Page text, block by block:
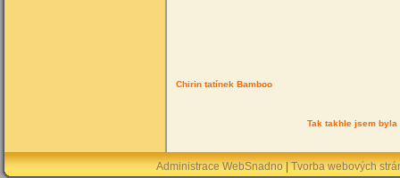
Chirin tatínek Bamboo
Tak takhle jsem
Administrace WebSnadno Tvorba webových